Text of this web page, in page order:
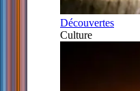
Découvertes
Culture